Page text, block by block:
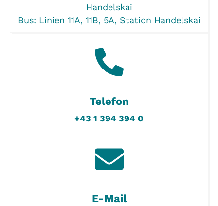
Handelskai
Bus: Linien 11A, 11B, 5A, Station Handelskai
Telefon
+43 1 394 394 0
E-Mail